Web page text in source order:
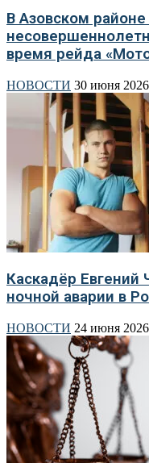
В Азовском
время рейда
НОВОСТИ 30 июня 2026
Каскадёр Евгений
ночной аварии в
НОВОСТИ 24 июня 2026